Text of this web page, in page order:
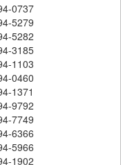
0737
5279
5282
3185
1103
0460
1371
9792
7749
6366
5966
1902